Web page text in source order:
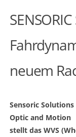
neuem
Sensoric Solutions
Optic and Motion
stellt das WVS